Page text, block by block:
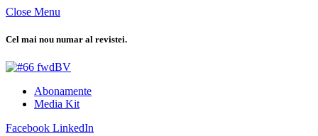
Close Menu
Cel mai nou numar al revistei.
Abonamente
Media Kit
Facebook LinkedIn